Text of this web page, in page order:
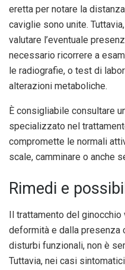
eretta per notare la
caviglie sono unite.
valutare l’eventuale
necessario ricorrere a
le radiografie, o test di
alterazioni metaboliche.
È consigliabile consultare
specializzato nel
compromette le normali
scale, camminare o anche
Rimedi e
Il trattamento del
deformità e dalla presenza
disturbi funzionali, non è
Tuttavia, nei casi